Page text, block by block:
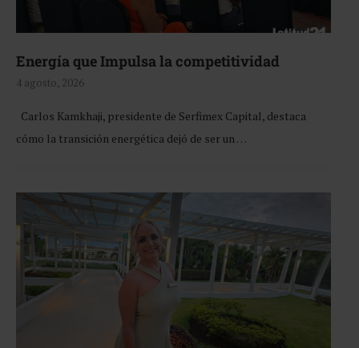
Energía que Impulsa la competitividad
4 agosto, 2026
Carlos Kamkhaji, presidente de Serfimex Capital, destaca
cómo la transición energética dejó de ser un …